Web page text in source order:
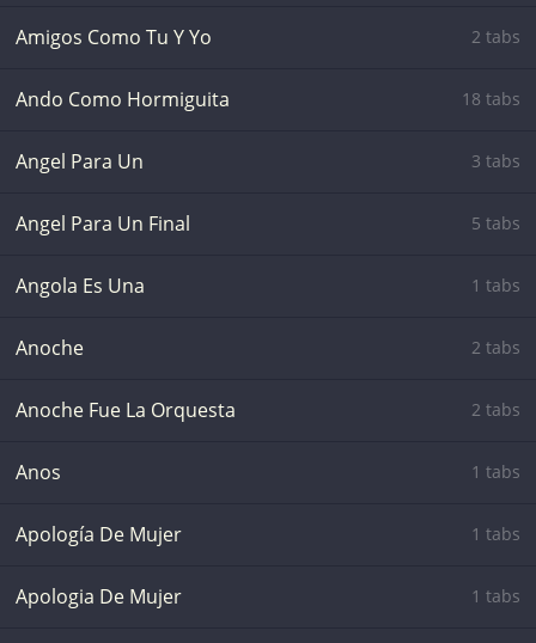
Amigos Como Tu Y Yo 2 tabs
Ando Como Hormiguita 18 tabs
Angel Para Un 3 tabs
Angel Para Un Final 5 tabs
Angola Es Una 1 tabs
Anoche 2 tabs
Anoche Fue La Orquesta 2 tabs
Anos 1 tabs
Apología De Mujer 1 tabs
Apologia De Mujer 1 tabs